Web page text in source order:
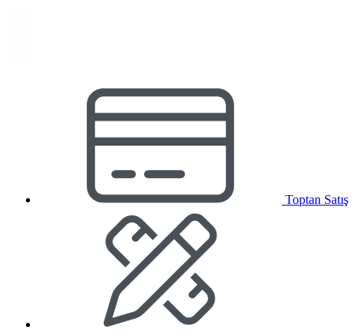
Toptan Satış